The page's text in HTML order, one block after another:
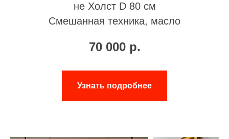
не Холст D 80 см
Смешанная техника, масло
70 000 р.
Узнать подробнее